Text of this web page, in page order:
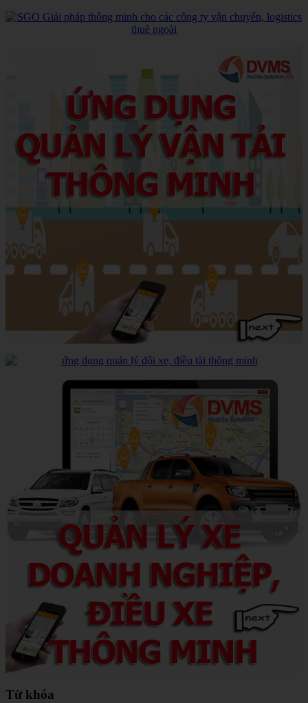
Từ khóa